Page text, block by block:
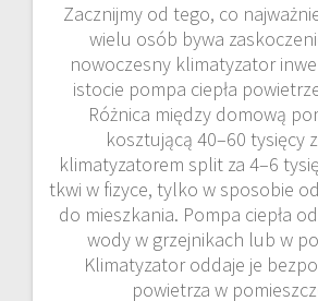
Zacznijmy od tego, co
wielu osób bywa
nowoczesny klimatyzator
istocie pompa ciepła
Różnica między domową
kosztującą 40–60 tysięcy
klimatyzatorem split za 4–6
tkwi w fizyce, tylko w sposobie
do mieszkania. Pompa ciepła
wody w grzejnikach lub w
Klimatyzator oddaje je
powietrza w